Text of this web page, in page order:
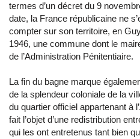
termes d’un décret du 9
date, la France républicaine ne
compter sur son territoire, en
1946, une commune dont le
de l’Administration Pénitentiaire.
La fin du bagne marque
de la splendeur coloniale de la
du quartier officiel appartenant à
fait l’objet d’une redistribution
qui les ont entretenus tant bien